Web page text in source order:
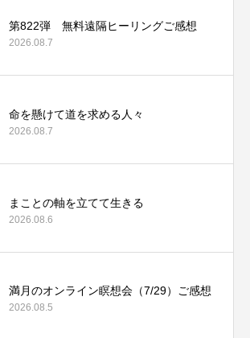
第822弾 無料遠隔ヒーリングご感想
2026.08.7
命を懸けて道を求める人々
2026.08.7
まことの軸を立てて生きる
2026.08.6
満月のオンライン瞑想会（7/29）ご感想
2026.08.5